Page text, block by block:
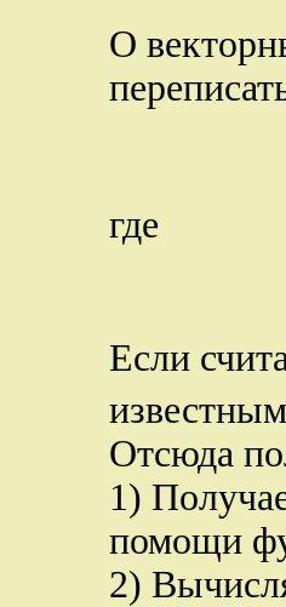
О
где
Если
Отсюда
1)
помощи
2)